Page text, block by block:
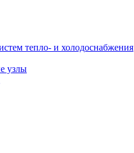
тепло- и холодоснабжения
узлы